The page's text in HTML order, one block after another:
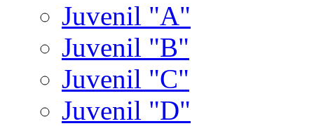
Juvenil "A"
Juvenil "B"
Juvenil "C"
Juvenil "D"